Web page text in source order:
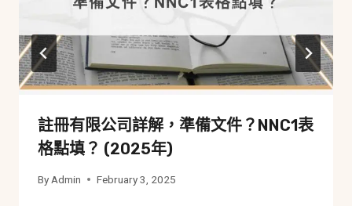
註冊有限公司詳解，準備文件？NNC1表
格點填？ (2025年)
By Admin February 3, 2025